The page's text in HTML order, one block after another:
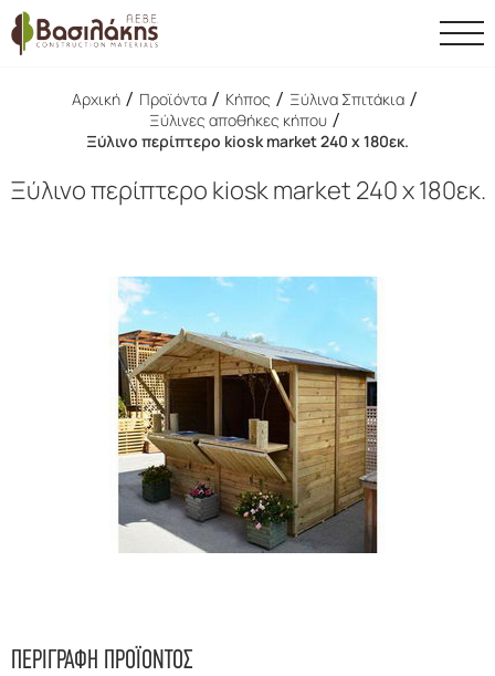
Αρχική / Προϊόντα / Κήπος / Ξύλινα Σπιτάκια /
Ξύλινες αποθήκες κήπου /
Ξύλινο περίπτερο kiosk market 240 x 180εκ.
Ξύλινο περίπτερο kiosk market 240 x 180εκ.
ΠΕΡΙΓΡΑΦΗ ΠΡΟΪΟΝΤΟΣ